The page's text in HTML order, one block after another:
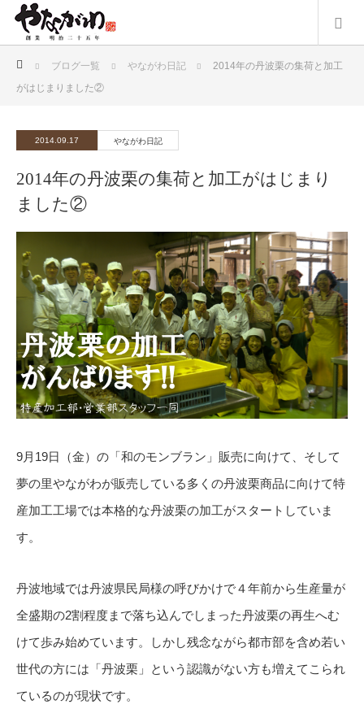
ブログ一覧 やながわ日記
2014年の丹波栗の集荷と加工
がはじまりました②
2014.09.17 やながわ日記
2014年の丹波栗の集荷と加工がはじまり
ました②
9月19日（金）の「和のモンブラン」販売に向けて、そして
夢の里やながわが販売している多くの丹波栗商品に向けて特
産加工工場では本格的な丹波栗の加工がスタートしていま
す。
丹波地域では丹波県民局様の呼びかけで４年前から生産量が
全盛期の2割程度まで落ち込んでしまった丹波栗の再生へむ
けて歩み始めています。しかし残念ながら都市部を含め若い
世代の方には「丹波栗」という認識がない方も増えてこられ
ているのが現状です。